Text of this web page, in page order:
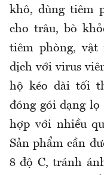
khô, dùng tiêm
cho trâu, bò
tiêm phòng, vật
dịch với virus
hộ kéo dài tối
đóng gói dạng lọ
hợp với nhiều
Sản phẩm cần
8 độ C, tránh